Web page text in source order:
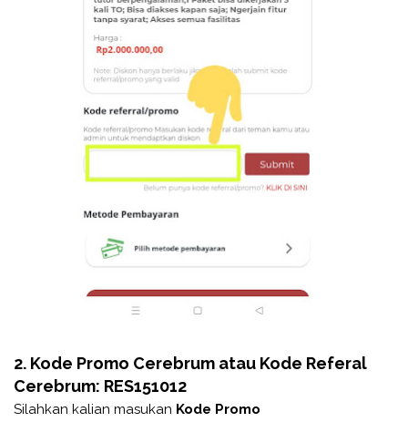
2. Kode Promo Cerebrum atau Kode Referal
Cerebrum: RES151012
Silahkan kalian masukan Kode Promo